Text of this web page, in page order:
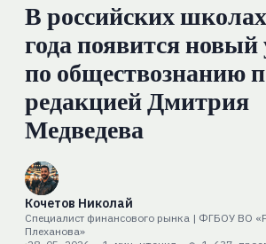
В российских
года появится новый
по обществознанию
редакцией Дмитрия
Медведева
Кочетов Николай
Специалист финансового рынка | ФГБОУ ВО
Плеханова»